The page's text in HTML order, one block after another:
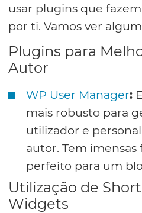
usar plugins que
por ti. Vamos ver
Plugins para
Autor
WP User Manager:
mais robusto para
utilizador e
autor. Tem
perfeito para um
Utilização de
Widgets